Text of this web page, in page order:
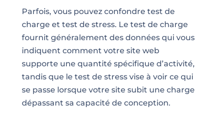
Parfois, vous pouvez confondre test de
charge et test de stress. Le test de charge
fournit généralement des données qui vous
indiquent comment votre site web
supporte une quantité spécifique d’activité,
tandis que le test de stress vise à voir ce qui
se passe lorsque votre site subit une charge
dépassant sa capacité de conception.